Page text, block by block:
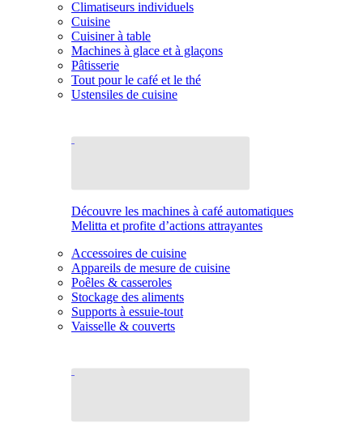
Climatiseurs individuels
Cuisine
Cuisiner à table
Machines à glace et à glaçons
Pâtisserie
Tout pour le café et le thé
Ustensiles de cuisine
Découvre les machines à café automatiques
Melitta et profite d’actions attrayantes
Accessoires de cuisine
Appareils de mesure de cuisine
Poêles & casseroles
Stockage des aliments
Supports à essuie-tout
Vaisselle & couverts